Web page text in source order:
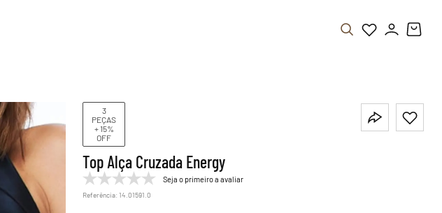
3
PEÇAS
+ 15%
OFF
Top Alça Cruzada Energy
Seja o primeiro a avaliar
Referência: 14.01591.0